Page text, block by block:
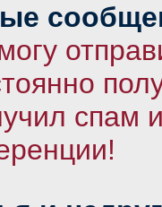
спам